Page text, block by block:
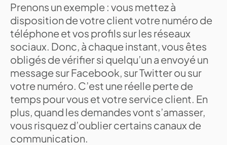
Prenons un exemple : vous mettez à
disposition de votre client votre numéro de
téléphone et vos profils sur les réseaux
sociaux. Donc, à chaque instant, vous êtes
obligés de vérifier si quelqu’un a envoyé un
message sur Facebook, sur Twitter ou sur
votre numéro. C’est une réelle perte de
temps pour vous et votre service client. En
plus, quand les demandes vont s’amasser,
vous risquez d’oublier certains canaux de
communication.